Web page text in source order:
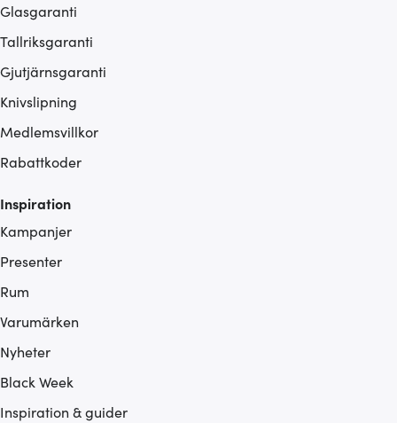
Glasgaranti
Tallriksgaranti
Gjutjärnsgaranti
Knivslipning
Medlemsvillkor
Rabattkoder
Inspiration
Kampanjer
Presenter
Rum
Varumärken
Nyheter
Black Week
Inspiration & guider